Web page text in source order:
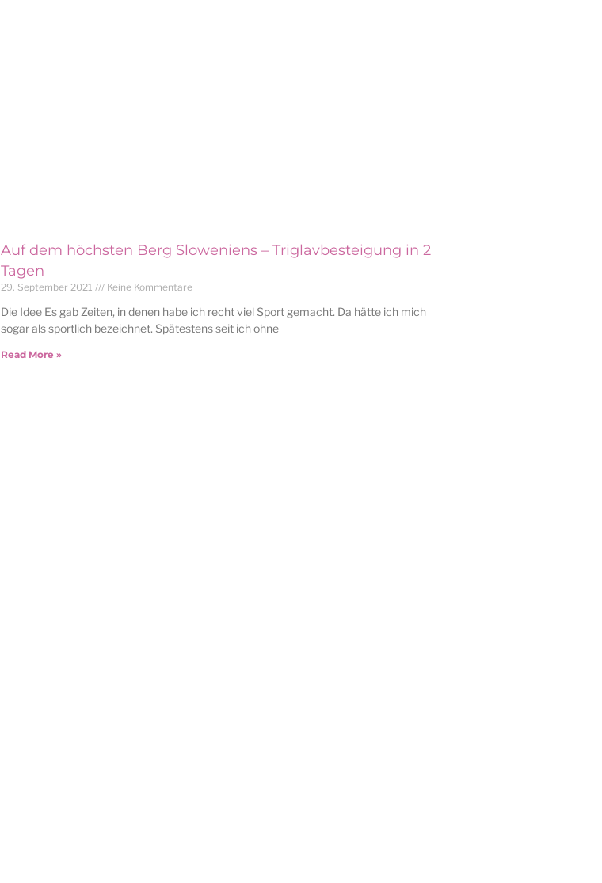
Auf dem höchsten Berg Sloweniens – Triglavbesteigung in 2
Tagen
29. September 2021 Keine Kommentare
Die Idee Es gab Zeiten, in denen habe ich recht viel Sport gemacht. Da hätte ich mich
sogar als sportlich bezeichnet. Spätestens seit ich ohne
Read More »